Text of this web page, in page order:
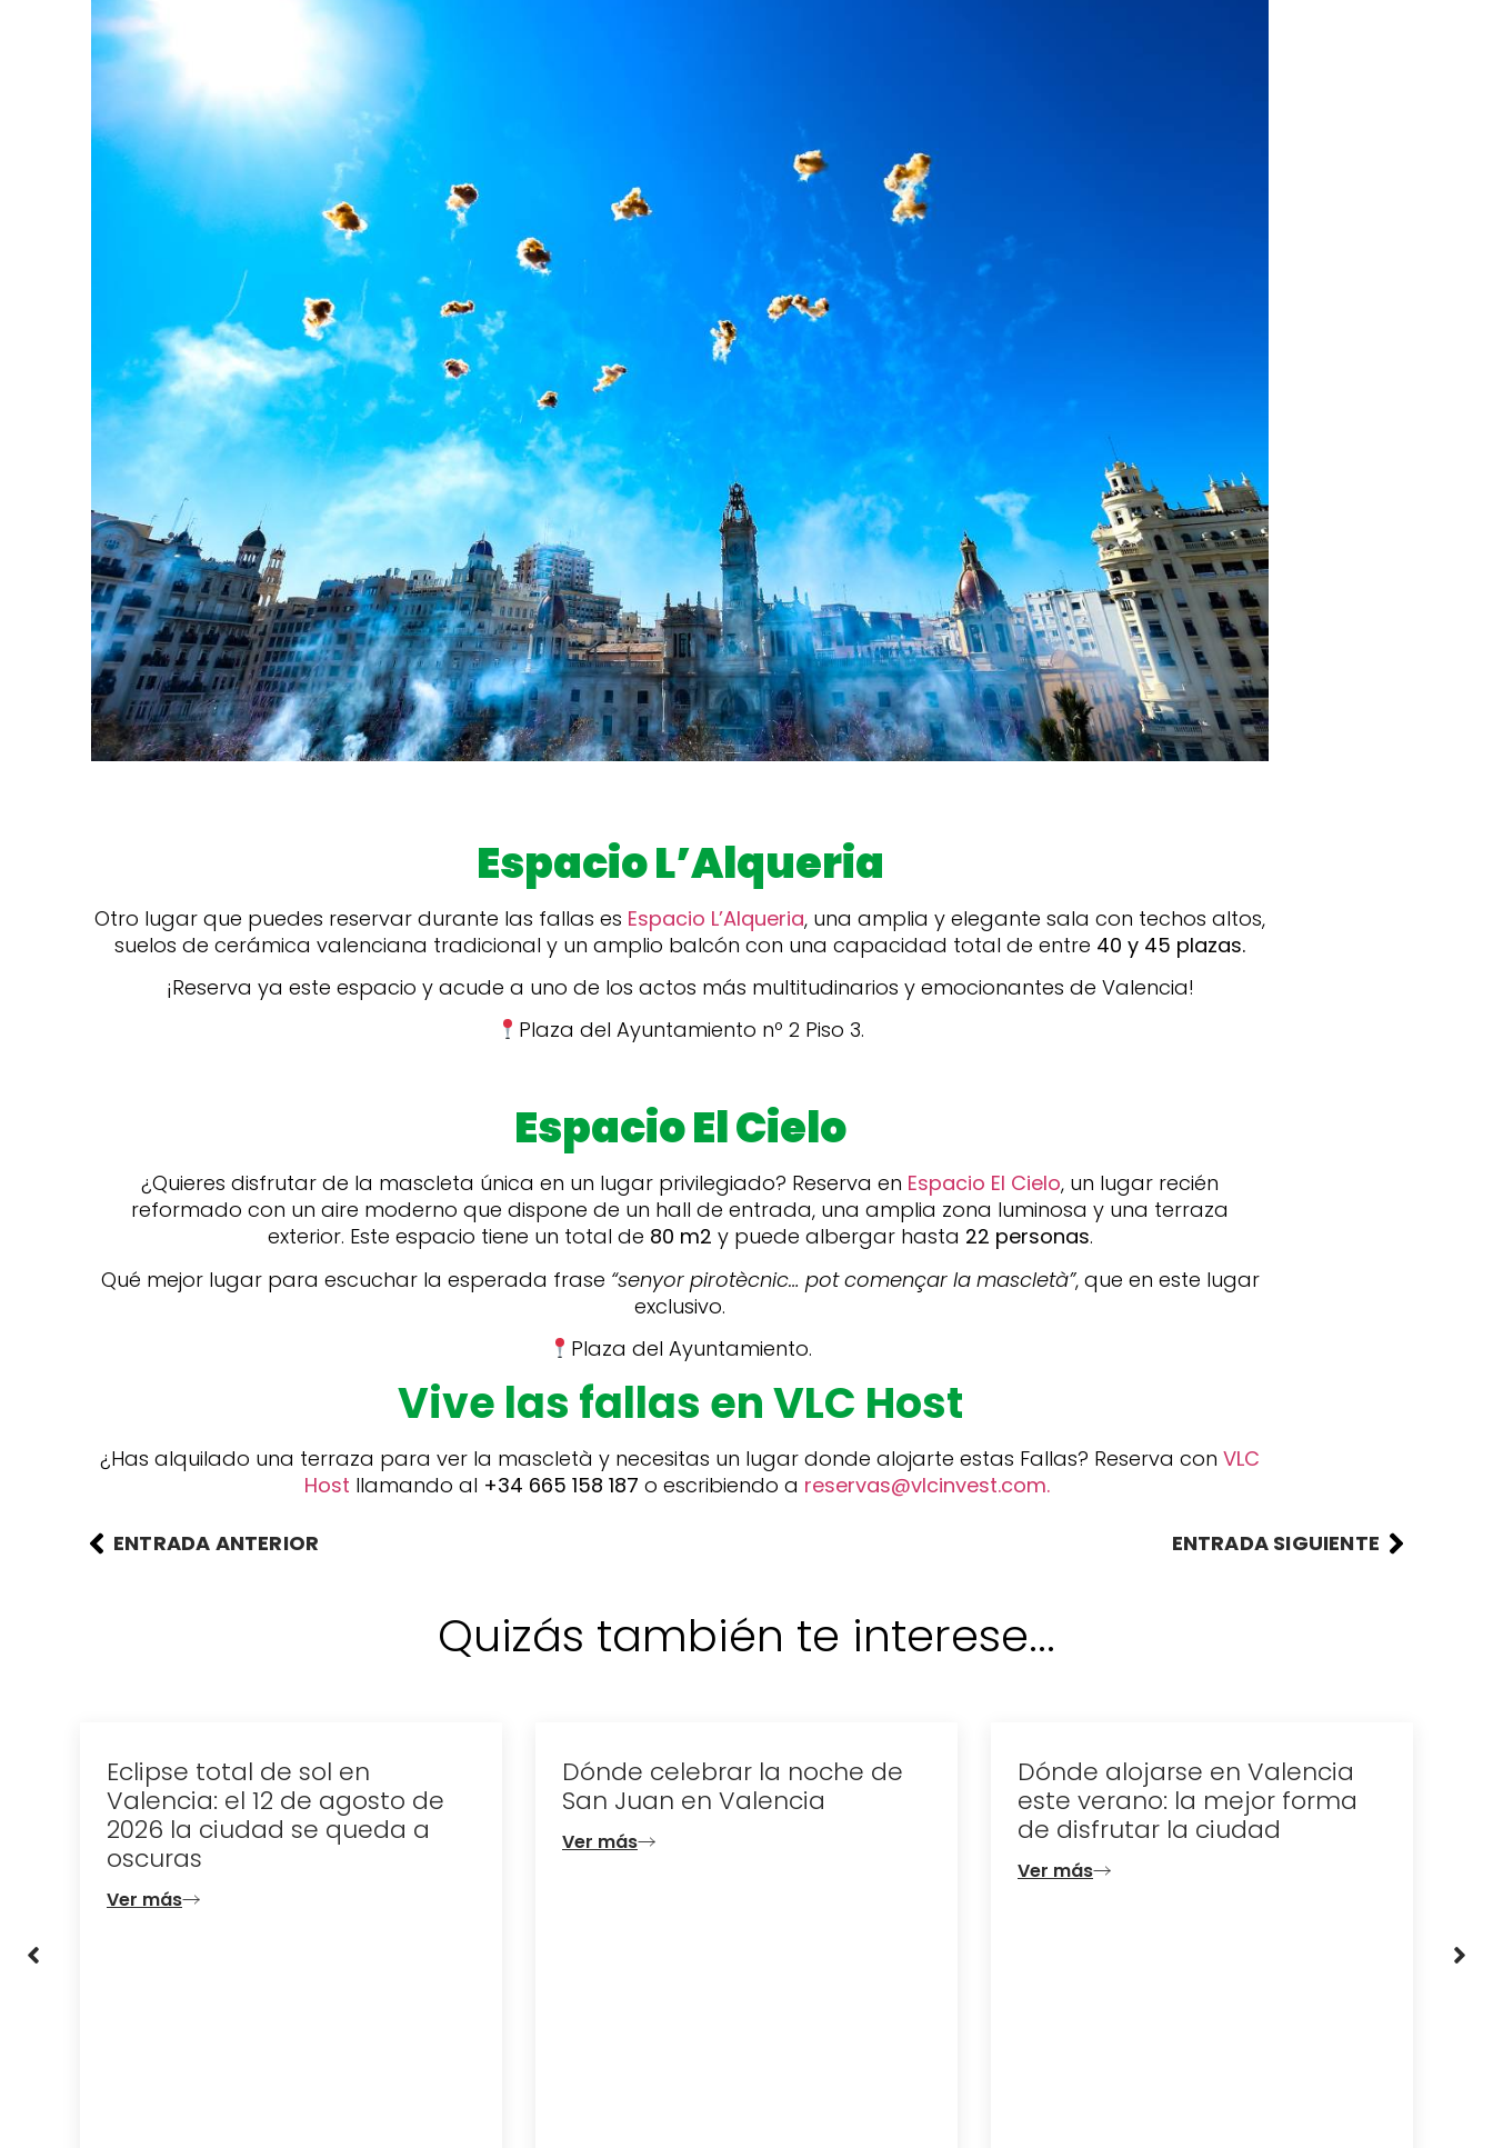
Espacio L’Alqueria
Otro lugar que puedes reservar durante las fallas es Espacio L’Alqueria, una amplia y elegante sala con techos altos,
suelos de cerámica valenciana tradicional y un amplio balcón con una capacidad total de entre 40 y 45 plazas.
¡Reserva ya este espacio y acude a uno de los actos más multitudinarios y emocionantes de Valencia!
Plaza del Ayuntamiento nº 2 Piso 3.
Espacio El Cielo
¿Quieres disfrutar de la mascleta única en un lugar privilegiado? Reserva en Espacio El Cielo, un lugar recién
reformado con un aire moderno que dispone de un hall de entrada, una amplia zona luminosa y una terraza
exterior. Este espacio tiene un total de 80 m2 y puede albergar hasta 22 personas.
Qué mejor lugar para escuchar la esperada frase “senyor pirotècnic… pot començar la mascletà”, que en este lugar
exclusivo.
Plaza del Ayuntamiento.
Vive las fallas en VLC Host
¿Has alquilado una terraza para ver la mascletà y necesitas un lugar donde alojarte estas Fallas? Reserva con VLC
Host llamando al +34 665 158 187 o escribiendo a reservas@vlcinvest.com.
ENTRADA ANTERIOR ENTRADA SIGUIENTE
Quizás también te interese...
Eclipse total de sol en
Valencia: el 12 de agosto de
2026 la ciudad se queda a
oscuras
Ver más
Dónde celebrar la noche de
San Juan en Valencia
Ver más
Dónde alojarse en Valencia
este verano: la mejor forma
de disfrutar la ciudad
Ver más